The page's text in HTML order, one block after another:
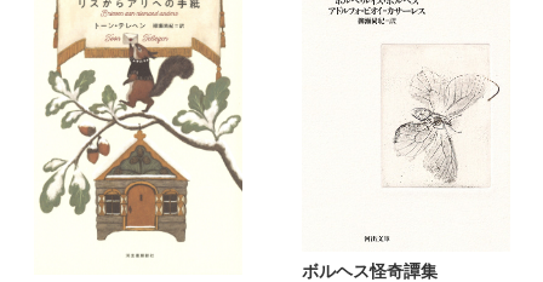
ボルヘス怪奇譚集